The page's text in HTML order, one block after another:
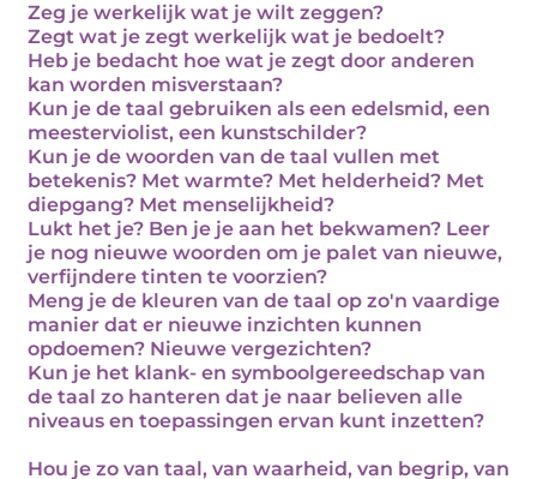
Zeg je werkelijk wat je wilt zeggen?
Zegt wat je zegt werkelijk wat je bedoelt?
Heb je bedacht hoe wat je zegt door anderen
kan worden misverstaan?
Kun je de taal gebruiken als een edelsmid, een
meesterviolist, een kunstschilder?
Kun je de woorden van de taal vullen met
betekenis? Met warmte? Met helderheid? Met
diepgang? Met menselijkheid?
Lukt het je? Ben je je aan het bekwamen? Leer
je nog nieuwe woorden om je palet van nieuwe,
verfijndere tinten te voorzien?
Meng je de kleuren van de taal op zo'n vaardige
manier dat er nieuwe inzichten kunnen
opdoemen? Nieuwe vergezichten?
Kun je het klank- en symboolgereedschap van
de taal zo hanteren dat je naar believen alle
niveaus en toepassingen ervan kunt inzetten?
Hou je zo van taal, van waarheid, van begrip, van